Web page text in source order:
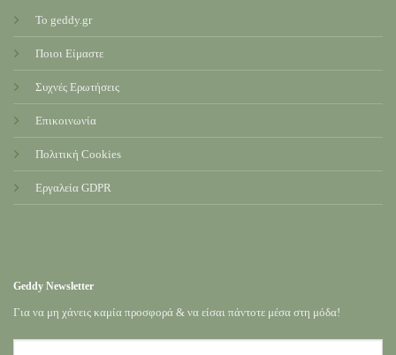
Το geddy.gr
Ποιοι Είμαστε
Συχνές Ερωτήσεις
Επικοινωνία
Πολιτική Cookies
Εργαλεία GDPR
Geddy Newsletter
Για να μη χάνεις καμία προσφορά & να είσαι πάντοτε μέσα στη μόδα!